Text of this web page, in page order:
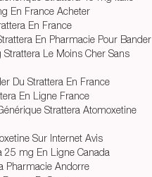
En France Acheter
En France
En Pharmacie Pour Bander
Le Moins Cher Sans
Du Strattera En France
En Ligne France
Strattera Atomoxetine
Sur Internet Avis
25 mg En Ligne Canada
Pharmacie Andorre